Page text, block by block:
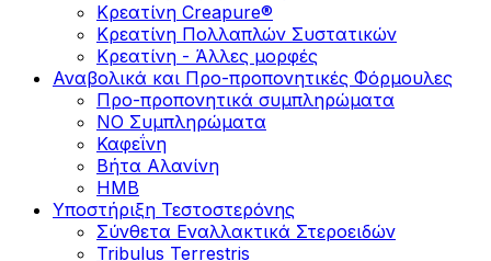
Κρεατίνη Creapure®
Κρεατίνη Πολλαπλών Συστατικών
Κρεατίνη - Άλλες μορφές
Αναβολικά και Προ-προπονητικές Φόρμουλες
Προ-προπονητικά συμπληρώματα
ΝΟ Συμπληρώματα
Καφεΐνη
Βήτα Αλανίνη
HMB
Υποστήριξη Τεστοστερόνης
Σύνθετα Εναλλακτικά Στεροειδών
Tribulus Terrestris